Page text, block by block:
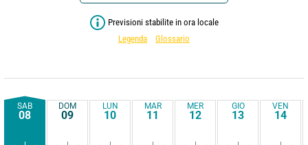
Previsioni stabilite in ora locale
Legenda
Glossario
SAB
08
DOM
09
LUN
10
MAR
11
MER
12
GIO
13
VEN
14